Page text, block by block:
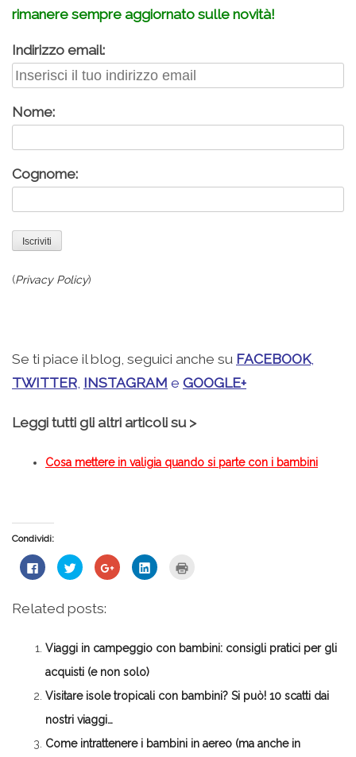
rimanere sempre aggiornato sulle novità!
Indirizzo email:
Nome:
Cognome:
(Privacy Policy)
Se ti piace il blog, seguici anche su FACEBOOK,
TWITTER, INSTAGRAM e GOOGLE+
Leggi tutti gli altri articoli su >
Cosa mettere in valigia quando si parte con i bambini
Condividi:
Fai
clic
su
Facebook
in
una
finestra)
Fai
clic
condividere
su
apre
in
nuova
finestra)
Fai
clic
in
nuova
finestra)
Fai
clic
in
una
nuova
Related posts:
Viaggi in campeggio con bambini: consigli pratici per gli
acquisti (e non solo)
Visitare isole tropicali con bambini? Si può! 10 scatti dai
nostri viaggi…
Come intrattenere i bambini in aereo (ma anche in